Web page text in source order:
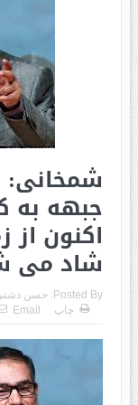
شمخانی:
جبهه به
اکنون از
شاد می
Posted By: حسن
چاپ
Email